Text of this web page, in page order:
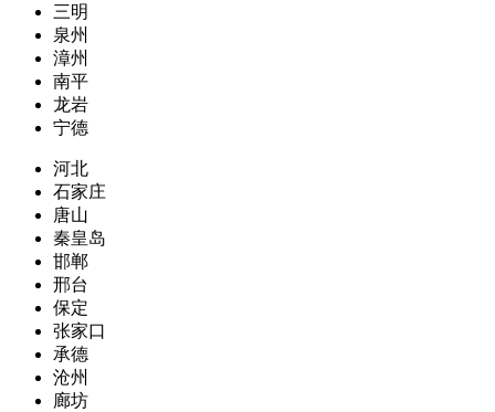
三明
泉州
漳州
南平
龙岩
宁德
河北
石家庄
唐山
秦皇岛
邯郸
邢台
保定
张家口
承德
沧州
廊坊